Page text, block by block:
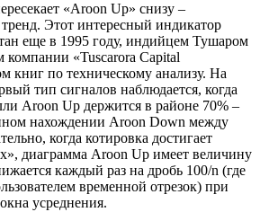
«Aroon Up» снизу –
Этот интересный индикатор
еще в 1995 году, индийцем Тушаром
компании «Tuscarora Capital
книг по техническому анализу. На
тип сигналов наблюдается, когда
Aroon Up держится в районе 70% –
нахождении Aroon Down между
когда котировка достигает
диаграмма Aroon Up имеет величину
каждый раз на дробь 100/n (где
временной отрезок) при
усреднения.